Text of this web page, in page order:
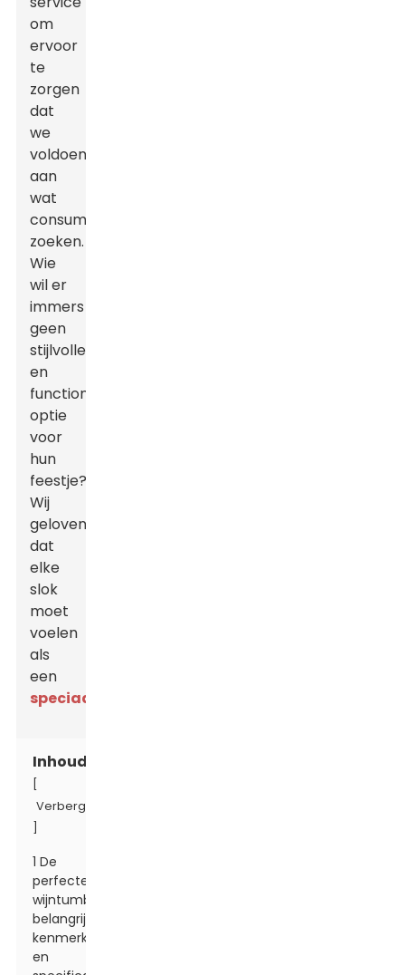
om
ervoor
te
zorgen
dat
we
voldoen
aan
wat
consumenten
zoeken.
Wie
wil er
immers
geen
stijlvolle
en
functionele
optie
voor
hun
feestje?
Wij
geloven
dat
elke
slok
moet
voelen
als
een
speciaal
Inhoudsopgave
Verbergen
1 De
perfecte
wijntumbler:
belangrijkste
kenmerken
en